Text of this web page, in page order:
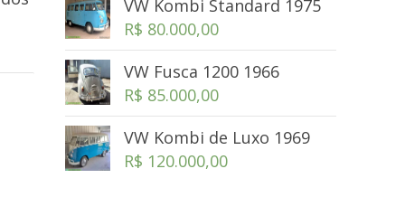
VW Kombi Standard 1975
R$ 80.000,00
VW Fusca 1200 1966
R$ 85.000,00
VW Kombi de Luxo 1969
R$ 120.000,00